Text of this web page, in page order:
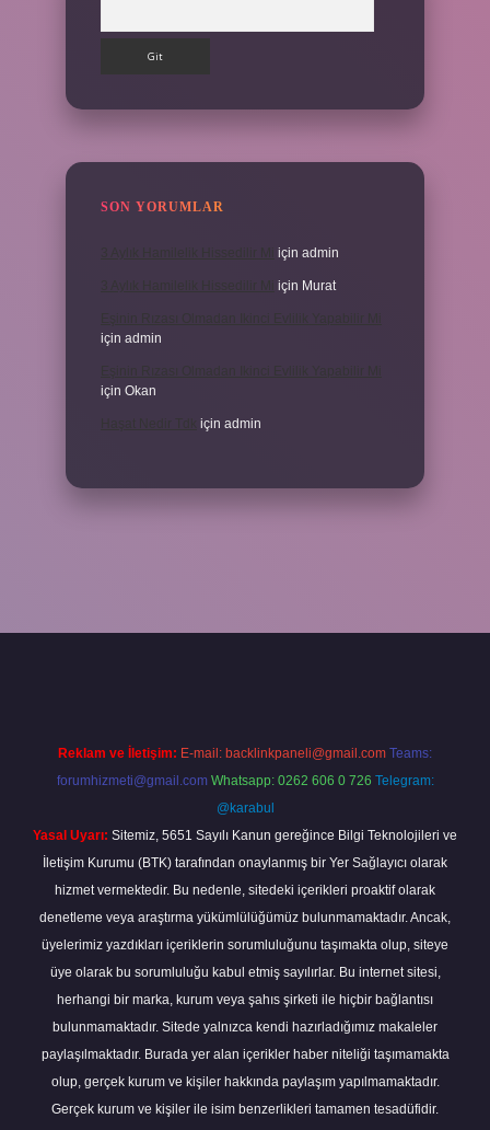
SON YORUMLAR
için admin
için Murat
için admin
için Okan
için admin
Reklam ve İletişim: E-mail: backlinkpaneli@gmail.com Teams:
forumhizmeti@gmail.com Whatsapp: 0262 606 0 726 Telegram:
@karabul
Yasal Uyarı: Sitemiz, 5651 Sayılı Kanun gereğince Bilgi Teknolojileri ve
İletişim Kurumu (BTK) tarafından onaylanmış bir Yer Sağlayıcı olarak
hizmet vermektedir. Bu nedenle, sitedeki içerikleri proaktif olarak
denetleme veya araştırma yükümlülüğümüz bulunmamaktadır. Ancak,
üyelerimiz yazdıkları içeriklerin sorumluluğunu taşımakta olup, siteye
üye olarak bu sorumluluğu kabul etmiş sayılırlar. Bu internet sitesi,
herhangi bir marka, kurum veya şahıs şirketi ile hiçbir bağlantısı
bulunmamaktadır. Sitede yalnızca kendi hazırladığımız makaleler
paylaşılmaktadır. Burada yer alan içerikler haber niteliği taşımamakta
olup, gerçek kurum ve kişiler hakkında paylaşım yapılmamaktadır.
Gerçek kurum ve kişiler ile isim benzerlikleri tamamen tesadüfidir.